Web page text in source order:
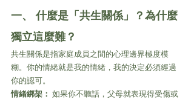
一、 什麼是「共生關係」？為什麼
獨立這麼難？
共生關係是指家庭成員之間的心理邊界極度模
糊。你的情緒就是我的情緒，我的決定必須經過
你的認可。
情緒綁架： 如果你不聽話，父母就表現得受傷或